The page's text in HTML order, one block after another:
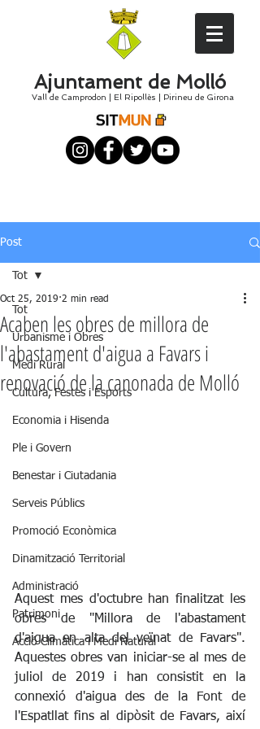
Ajuntament de Molló
Vall de Camprodon El Ripollès Pirineu de Girona
Post
Tot
Urbanisme i Obres
Medi Rural
Cultura, Festes i Esports
Economia i Hisenda
Ple i Govern
Benestar i Ciutadania
Serveis Públics
Promoció Econòmica
Dinamització Territorial
Administració
Patrimoni
Acció Climàtica i Medi Natural
Tot
Acaben les obres de millora de
l'abastament d'aigua a Favars i
renovació de la canonada de Molló
Oct 25, 2019 2 min read
Aquest mes d'octubre han finalitzat les
obres de "Millora de l'abastament
d'aigua en alta del veïnat de Favars".
Aquestes obres van iniciar-se al mes de
juliol de 2019 i han consistit en la
connexió d'aigua des de la Font de
l'Espatllat fins al dipòsit de Favars, així